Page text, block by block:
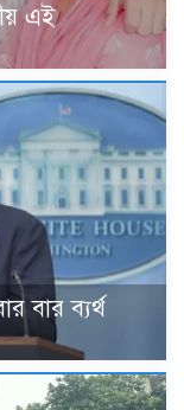
এই
বার ব্যর্থ